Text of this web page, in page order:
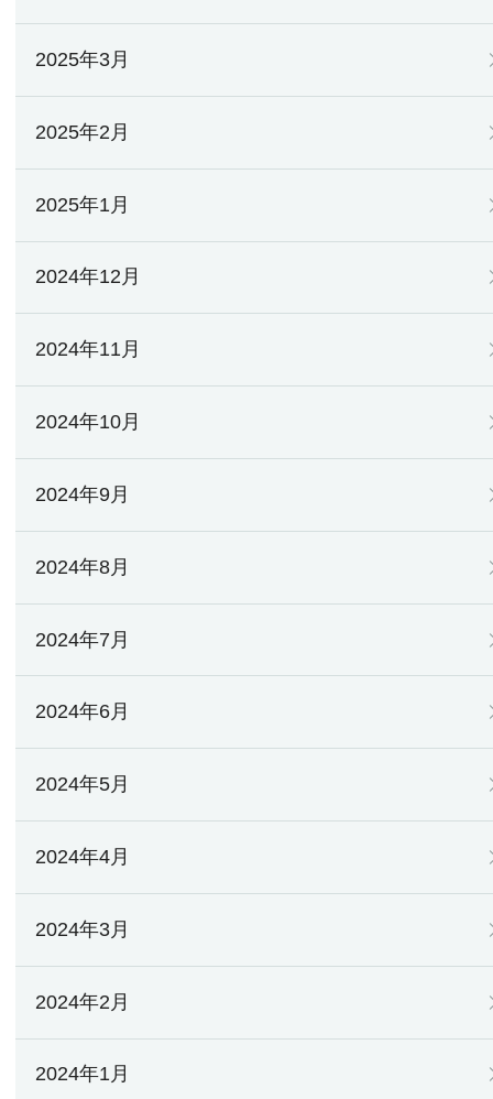
2025年3月
2025年2月
2025年1月
2024年12月
2024年11月
2024年10月
2024年9月
2024年8月
2024年7月
2024年6月
2024年5月
2024年4月
2024年3月
2024年2月
2024年1月